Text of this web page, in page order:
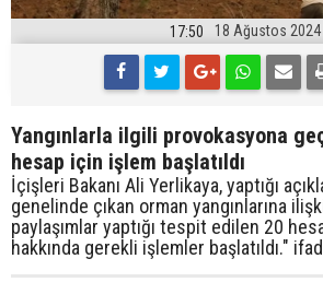
17:50 18 Ağustos 2024
Yangınlarla ilgili provokasyona
hesap için işlem başlatıldı
İçişleri Bakanı Ali Yerlikaya, yaptığı
genelinde çıkan orman yangınlarına
paylaşımlar yaptığı tespit edilen 20
hakkında gerekli işlemler başlatıldı."